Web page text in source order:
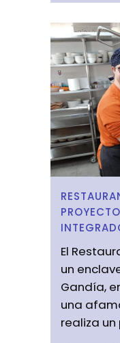
El
un
Gandía,
una
realiza un